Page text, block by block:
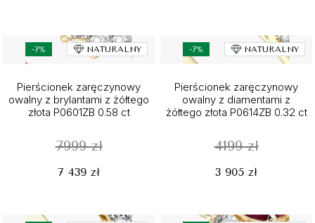
-7% NATURALNY
Pierścionek zaręczynowy
owalny z brylantami z żółtego
złota P0601ZB 0.58 ct
7999 zł
7 439 zł
-7% NATURALNY
Pierścionek zaręczynowy
owalny z diamentami z
żółtego złota P0614ZB 0.32 ct
4199 zł
3 905 zł